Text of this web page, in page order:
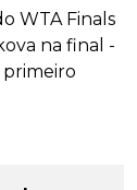
WTA Finals
na final -